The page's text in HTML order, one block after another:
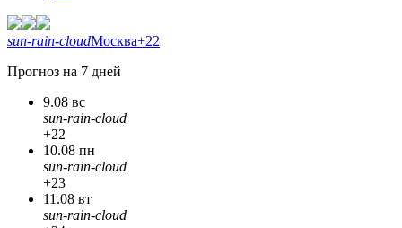
sun-rain-cloudМосква+22
Прогноз на 7 дней
9.08 вс
sun-rain-cloud
+22
10.08 пн
sun-rain-cloud
+23
11.08 вт
sun-rain-cloud